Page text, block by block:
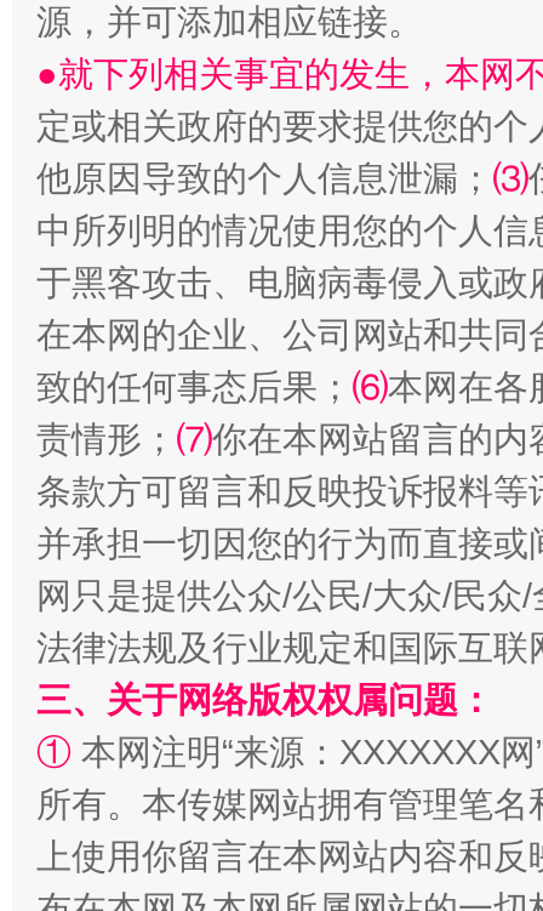
受贿1.44亿！段成刚被判无期 从幼
全民健身五年计划来了！等你上场
阿坝州三大球赛在茂县开幕 规模
源，并可添加相应链接。
●就下列相关事宜的发生，本网
定或相关政府的要求提供您的个
他原因导致的个人信息泄漏； ⑶
中所列明的情况使用您的个人
于黑客攻击、电脑病毒侵入或
在本网的企业、公司网站和共
致的任何事态后果； ⑹本网在各
责情形； ⑺你在本网站留言的内
条款方可留言和反映投诉报料
并承担一切因您的行为而直接
网只是提供公众/公民/大众/民
法律法规及行业规定和国际互
三、关于网络版权权属问题：
① 本网注明“来源：XXXXXXX
所有。本传媒网站拥有管理笔
上使用你留言在本网站内容和